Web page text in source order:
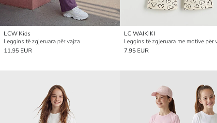
LCW Kids
Leggins të zgjeruara për vajza
11.95 EUR
LC WAIKIKI
Leggins të zgjeruara me motive për
7.95 EUR